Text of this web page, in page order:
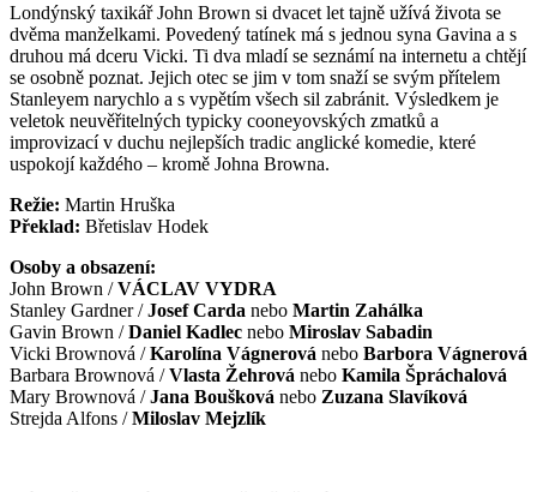
Londýnský taxikář John Brown si dvacet let tajně užívá života se
dvěma manželkami. Povedený tatínek má s jednou syna Gavina a s
druhou má dceru Vicki. Ti dva mladí se seznámí na internetu a chtějí
se osobně poznat. Jejich otec se jim v tom snaží se svým přítelem
Stanleyem narychlo a s vypětím všech sil zabránit. Výsledkem je
veletok neuvěřitelných typicky cooneyovských zmatků a
improvizací v duchu nejlepších tradic anglické komedie, které
uspokojí každého – kromě Johna Browna.
Režie: Martin Hruška
Překlad: Břetislav Hodek
Osoby a obsazení:
John Brown /VÁCLAV VYDRA
Stanley Gardner /Josef Carda nebo Martin Zahálka
Gavin Brown /Daniel Kadlec nebo Miroslav Sabadin
Vicki Brownová /Karolína Vágnerová nebo Barbora Vágnerová
Barbara Brownová /Vlasta Žehrová nebo Kamila Špráchalová
Mary Brownová /Jana Boušková nebo Zuzana Slavíková
Strejda Alfons /Miloslav Mejzlík